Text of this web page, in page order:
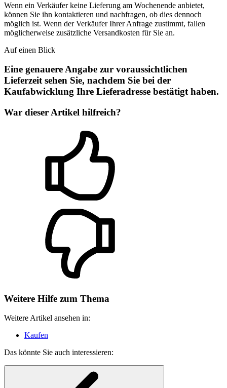
Wenn ein Verkäufer keine Lieferung am Wochenende anbietet,
können Sie ihn kontaktieren und nachfragen, ob dies dennoch
möglich ist. Wenn der Verkäufer Ihrer Anfrage zustimmt, fallen
möglicherweise zusätzliche Versandkosten für Sie an.
Auf einen Blick
Eine genauere Angabe zur voraussichtlichen
Lieferzeit sehen Sie, nachdem Sie bei der
Kaufabwicklung Ihre Lieferadresse bestätigt haben.
War dieser Artikel hilfreich?
Weitere Hilfe zum Thema
Weitere Artikel ansehen in:
Kaufen
Das könnte Sie auch interessieren: